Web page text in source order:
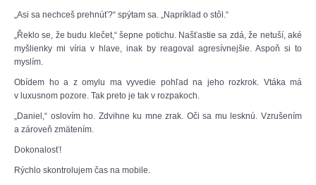
„Asi sa nechceš prehnúť?“ spýtam sa. „Napríklad o stôl.“
„Řeklo se, že budu klečet,“ šepne potichu. Našťastie sa zdá, že netuší, aké
myšlienky mi víria v hlave, inak by reagoval agresívnejšie. Aspoň si to
myslím.
Obídem ho a z omylu ma vyvedie pohľad na jeho rozkrok. Vtáka má
v luxusnom pozore. Tak preto je tak v rozpakoch.
„Daniel,“ oslovím ho. Zdvihne ku mne zrak. Oči sa mu lesknú. Vzrušením
a zároveň zmätením.
Dokonalosť!
Rýchlo skontrolujem čas na mobile.